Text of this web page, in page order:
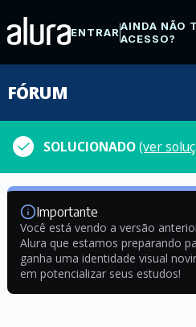
ENTRARAINDA NÃO
ACESSO?
FÓRUM
SOLUCIONADO(ver
Importante
Você está vendo a versão
Alura que estamos preparando
ganha uma identidade visual
em potencializar seus estudos!